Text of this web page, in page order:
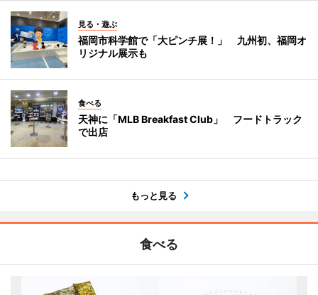
見る・遊ぶ
福岡市科学館で「大ピンチ展！」 九州初、福岡オ
リジナル展示も
食べる
天神に「MLB Breakfast Club」 フードトラック
で出店
もっと見る
食べる